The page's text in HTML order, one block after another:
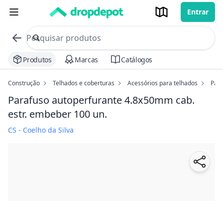
Entrar
commerce search no header
Procurar
Produtos Marcas Catálogos
Construção Telhados e coberturas Acessórios para telhados
Parafuso autoperfurante 4.8x50mm cab.
estr. embeber 100 un.
CS - Coelho da Silva